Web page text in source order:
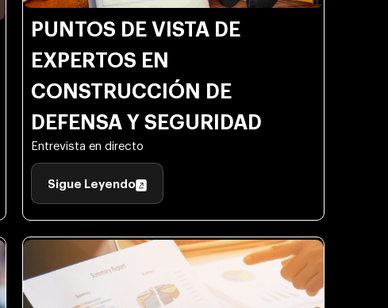
PUNTOS DE VISTA DE
EXPERTOS EN
CONSTRUCCIÓN DE
DEFENSA Y SEGURIDAD
Entrevista en directo
Sigue Leyendo